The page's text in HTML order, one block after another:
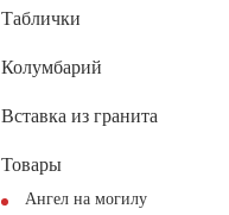
Таблички
Колумбарий
Вставка из гранита
Товары
Ангел на могилу